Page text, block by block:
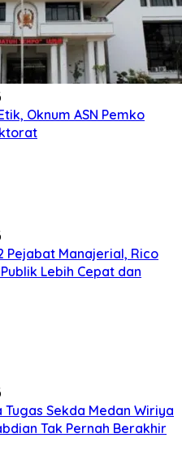
Oknum ASN Pemko
Pejabat Manajerial, Rico
Lebih Cepat dan
Tugas Sekda Medan Wiriya
Tak Pernah Berakhir